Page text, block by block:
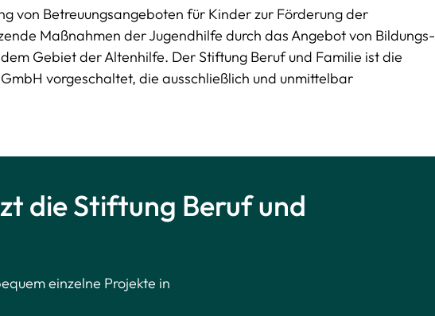
von Betreuungsangeboten für Kinder zur Förderung der
Maßnahmen der Jugendhilfe durch das Angebot von Bildungs-
Gebiet der Altenhilfe. Der Stiftung Beruf und Familie ist die
vorgeschaltet, die ausschließlich und unmittelbar
die Stiftung Beruf und
einzelne Projekte in